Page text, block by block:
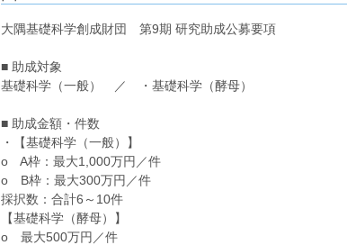
大隅基礎科学創成財団 第9期 研究助成公募要項
■ 助成対象
基礎科学（一般） ／ ・基礎科学（酵母）
■ 助成金額・件数
・【基礎科学（一般）】
o A枠：最大1,000万円／件
o B枠：最大300万円／件
採択数：合計6～10件
【基礎科学（酵母）】
o 最大500万円／件